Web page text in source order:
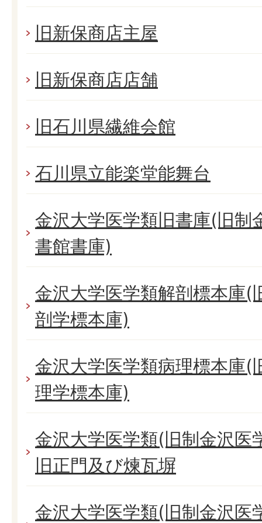
旧新保商店主屋
旧新保商店店舗
旧石川県繊維会館
石川県立能楽堂能舞台
金沢大学医学類旧書庫(旧制
書館書庫)
金沢大学医学類解剖標本庫(
剖学標本庫)
金沢大学医学類病理標本庫(
理学標本庫)
金沢大学医学類(旧制金沢医
旧正門及び煉瓦塀
金沢大学医学類(旧制金沢医